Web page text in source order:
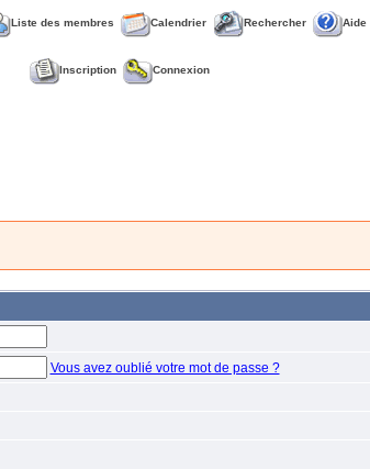
Liste des membres Calendrier Rechercher Aide
Inscription Connexion
Vous avez oublié votre mot de passe ?